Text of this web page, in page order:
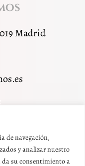
de navegación,
y analizar nuestro
da su consentimiento a
Madrid